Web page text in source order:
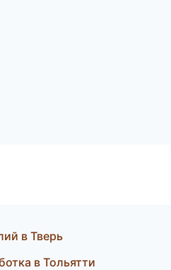
в Тверь
в Тольятти